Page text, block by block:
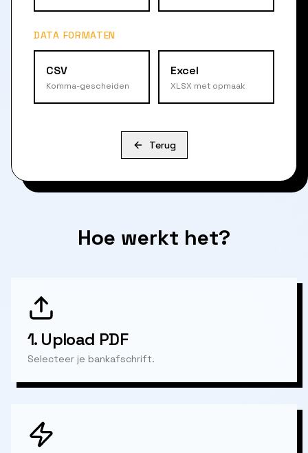
DATA FORMATEN
CSV
Komma-gescheiden
Excel
XLSX met opmaak
Terug
Hoe werkt het?
1. Upload PDF
Selecteer je bankafschrift.